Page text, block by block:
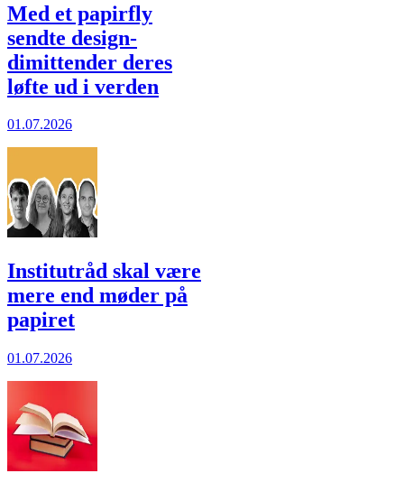
Med et papirfly
sendte design-
dimittender deres
løfte ud i verden
01.07.2026
Institutråd skal være
mere end møder på
papiret
01.07.2026